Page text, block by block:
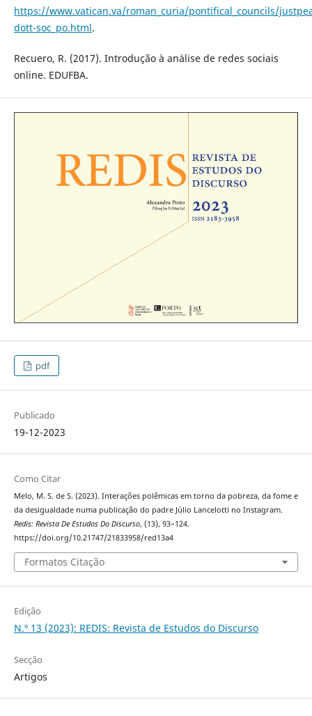
https://www.vatican.va/roman_curia/pontifical_councils/
dott-soc_po.html.
Recuero, R. (2017). Introdução à análise de redes sociais
online. EDUFBA.
pdf
Publicado
19-12-2023
Como Citar
Melo, M. S. de S. (2023). Interações polêmicas em torno da pobreza, da fome e
da desigualdade numa publicação do padre Júlio Lancelotti no Instagram.
Redis: Revista De Estudos Do Discurso, (13), 93–124.
https://doi.org/10.21747/21833958/red13a4
Formatos Citação
Edição
N.º 13 (2023): REDIS: Revista de Estudos do Discurso
Secção
Artigos